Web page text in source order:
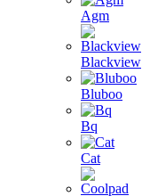
Agm
Blackview
Bluboo
Bq
Cat